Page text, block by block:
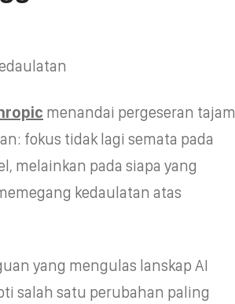
menandai pergeseran tajam
fokus tidak lagi semata pada
melainkan pada siapa yang
kedaulatan atas
yang mengulas lanskap AI
salah satu perubahan paling